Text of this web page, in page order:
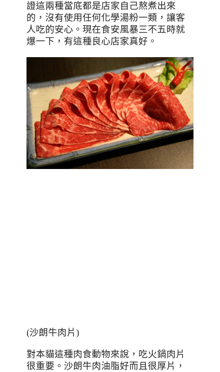
證這兩種當底都是店家自己熬煮出來
的，沒有使用任何化學湯粉一類，讓客
人吃的安心。現在食安風暴三不五時就
爆一下，有這種良心店家真好。
(沙朗牛肉片)
對本貓這種肉食動物來說，吃火鍋肉片
很重要。沙朗牛肉油脂好而且很厚片，